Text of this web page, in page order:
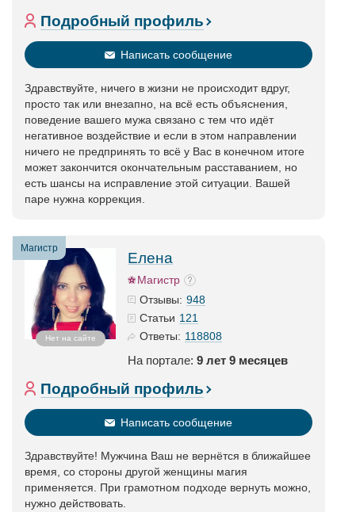
Подробный профиль
Написать сообщение
Здравствуйте, ничего в жизни не происходит вдруг,
просто так или внезапно, на всё есть объяснения,
поведение вашего мужа связано с тем что идёт
негативное воздействие и если в этом направлении
ничего не предпринять то всё у Вас в конечном итоге
может закончится окончательным расставанием, но
есть шансы на исправление этой ситуации. Вашей
паре нужна коррекция.
Магистр
Нет на сайте
Елена
Магистр
Отзывы: 948
Статьи 121
Ответы: 118808
На портале: 9 лет 9 месяцев
Подробный профиль
Написать сообщение
Здравствуйте! Мужчина Ваш не вернётся в ближайшее
время, со стороны другой женщины магия
применяется. При грамотном подходе вернуть можно,
нужно действовать.